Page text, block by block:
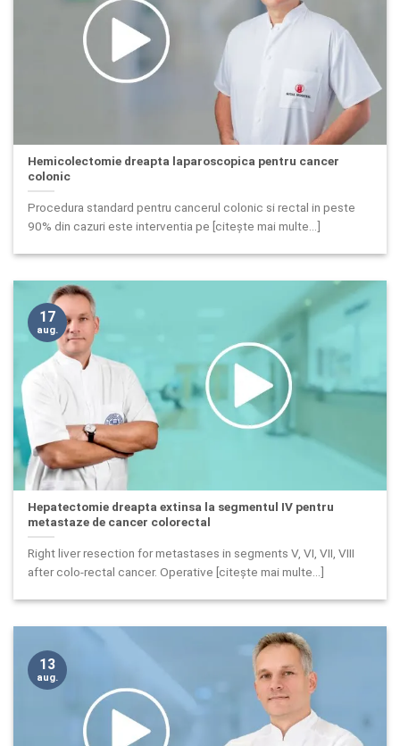
Hemicolectomie dreapta laparoscopica pentru cancer
colonic
Procedura standard pentru cancerul colonic si rectal in peste
90% din cazuri este interventia pe [citește mai multe...]
Hepatectomie dreapta extinsa la segmentul IV pentru
metastaze de cancer colorectal
Right liver resection for metastases in segments V, VI, VII, VIII
after colo-rectal cancer. Operative [citește mai multe...]
17
aug.
13
aug.